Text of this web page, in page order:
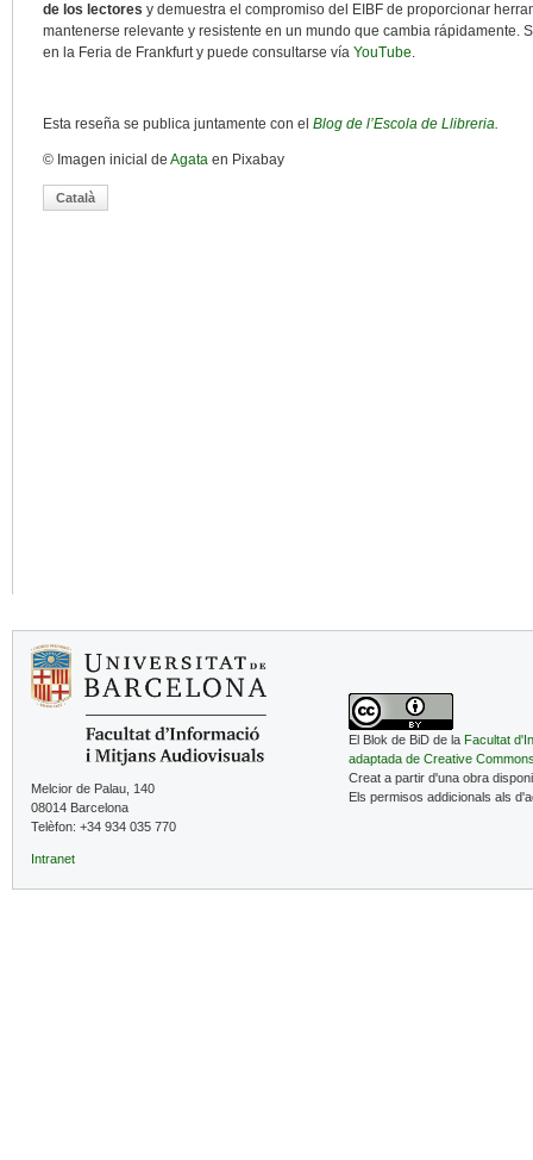
de los lectores y demuestra el compromiso del EIBF de proporcionar
mantenerse relevante y resistente en un mundo que cambia rápidamente.
en la Feria de Frankfurt y puede consultarse vía YouTube.
Esta reseña se publica juntamente con el Blog de l’Escola de Llibreria.
© Imagen inicial de Agata en Pixabay
Català
Melcior de Palau, 140
08014 Barcelona
Telèfon: +34 934 035 770
Intranet
El Blok de BiD de la Facultat
adaptada de Creative
Creat a partir d'una obra
Els permisos addicionals als